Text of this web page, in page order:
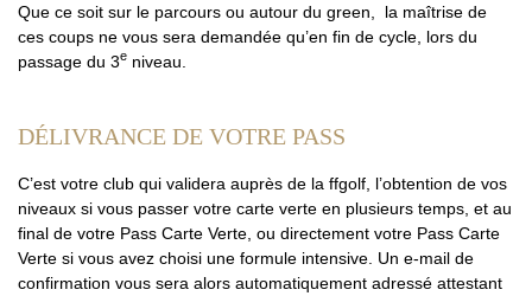
Que ce soit sur le parcours ou autour du green, la maîtrise de
ces coups ne vous sera demandée qu’en fin de cycle, lors du
passage du 3e niveau.
DÉLIVRANCE DE VOTRE PASS
C’est votre club qui validera auprès de la ffgolf, l’obtention de vos
niveaux si vous passer votre carte verte en plusieurs temps, et au
final de votre Pass Carte Verte, ou directement votre Pass Carte
Verte si vous avez choisi une formule intensive. Un e-mail de
confirmation vous sera alors automatiquement adressé attestant